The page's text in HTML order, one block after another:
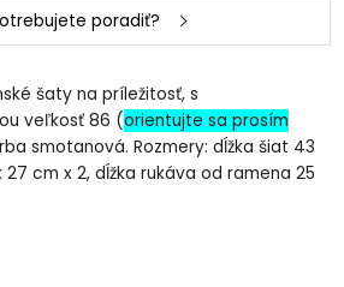
poradiť?
šaty na príležitosť, s
veľkosť 86 (orientujte sa prosím
smotanová. Rozmery: dĺžka šiat 43
cm x 2, dĺžka rukáva od ramena 25